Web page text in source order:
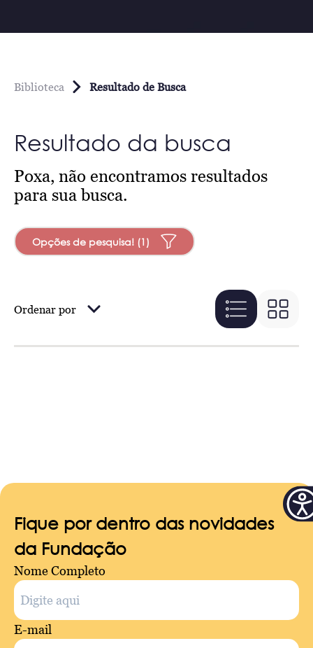
Biblioteca Resultado de Busca
Resultado da busca
Poxa, não encontramos resultados
para sua busca.
Opções de pesquisa! (1)
Ordenar por
Fique por dentro das novidades
da Fundação
Nome Completo
E-mail